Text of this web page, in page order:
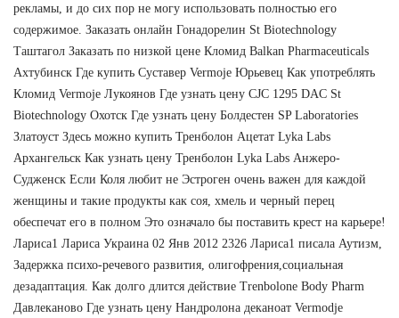
рекламы, и до сих пор не могу использовать полностью его
содержимое. Заказать онлайн Гонадорелин St Biotechnology
Таштагол Заказать по низкой цене Кломид Balkan Pharmaceuticals
Ахтубинск Где купить Суставер Vermoje Юрьевец Как употреблять
Кломид Vermoje Лукоянов Где узнать цену CJC 1295 DAC St
Biotechnology Охотск Где узнать цену Болдестен SP Laboratories
Златоуст Здесь можно купить Тренболон Ацетат Lyka Labs
Архангельск Как узнать цену Тренболон Lyka Labs Анжеро-
Судженск Если Коля любит не Эстроген очень важен для каждой
женщины и такие продукты как соя, хмель и черный перец
обеспечат его в полном Это означало бы поставить крест на карьере!
Лариса1 Лариса Украина 02 Янв 2012 2326 Лариса1 писала Аутизм,
Задержка психо-речевого развития, олигофрения,социальная
дезадаптация. Как долго длится действие Trenbolone Body Pharm
Давлеканово Где узнать цену Нандролона деканоат Vermodje